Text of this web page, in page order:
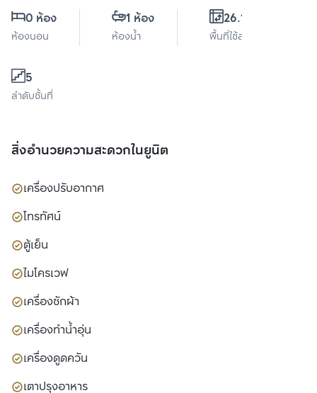
0 ห้อง
ห้องนอน
1 ห้อง
ห้องน้ำ
26.17 ตร.ม.
พื้นที่ใช้สอย
5
ลำดับชั้นที่
สิ่งอำนวยความสะดวกในยูนิต
เครื่องปรับอากาศ
โทรทัศน์
ตู้เย็น
ไมโครเวฟ
เครื่องซักผ้า
เครื่องทำน้ำอุ่น
เครื่องดูดควัน
เตาปรุงอาหาร